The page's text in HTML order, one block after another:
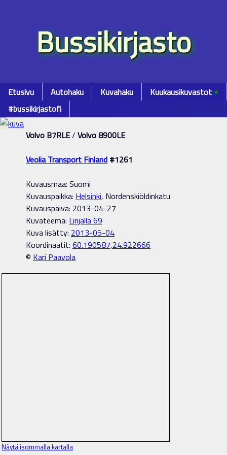
Bussikirjasto
Etusivu Autohaku Kuvahaku Kuukausikuvastot٭
#bussikirjastofi
Volvo B7RLE/ Volvo 8900LE
Veolia Transport Finland #1261
Kuvausmaa: Suomi
Kuvauspaikka: Helsinki, Nordenskiöldinkatu
Kuvauspäivä: 2013-04-27
Kuvateema: Linjalla 69
Kuva lisätty: 2013-05-04
Koordinaatit: 60.190587,24.922666
© Kari Paavola
Näytä isommalla kartalla